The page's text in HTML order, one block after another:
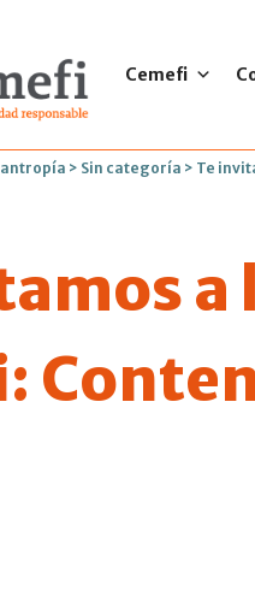
Cemefi
> Sin categoría > Te
a